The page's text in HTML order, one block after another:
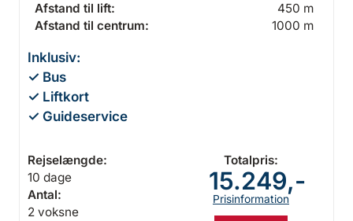
Afstand til lift:
450 m
Afstand til centrum:
1000 m
Inklusiv:
✓ Bus
✓ Liftkort
✓ Guideservice
Rejselængde:
10 dage
Antal:
2 voksne
Totalpris:
15.249,-
Prisinformation